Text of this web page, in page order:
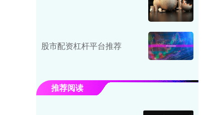
股市配资杠杆平台推荐
推荐阅读